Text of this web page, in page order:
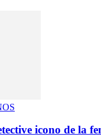
icono de la